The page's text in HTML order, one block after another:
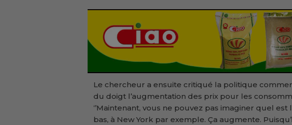
Le chercheur a ensuite critiqué la politique
du doigt l’augmentation des prix pour les
‘’Maintenant, vous ne pouvez pas imaginer quel
bas, à New York par exemple. Ça augmente.